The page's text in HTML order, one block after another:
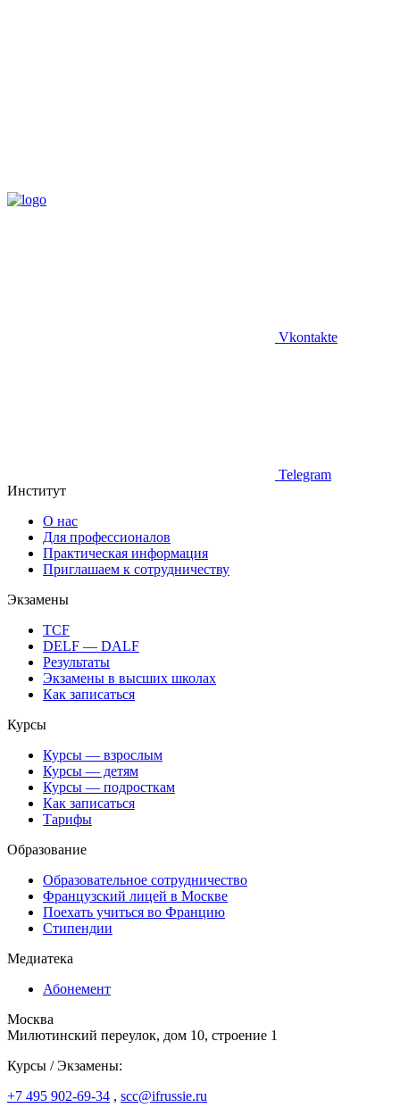
Vkontakte
Telegram
Институт
О нас
Для профессионалов
Практическая информация
Приглашаем к сотрудничеству
Экзамены
TCF
DELF — DALF
Результаты
Экзамены в высших школах
Как записаться
Курсы
Курсы — взрослым
Курсы — детям
Курсы — подросткам
Как записаться
Тарифы
Образование
Образовательное сотрудничество
Французский лицей в Москве
Поехать учиться во Францию
Стипендии
Медиатека
Абонемент
Москва
Милютинский переулок, дом 10, строение 1
Курсы / Экзамены:
+7 495 902-69-34 , scc@ifrussie.ru